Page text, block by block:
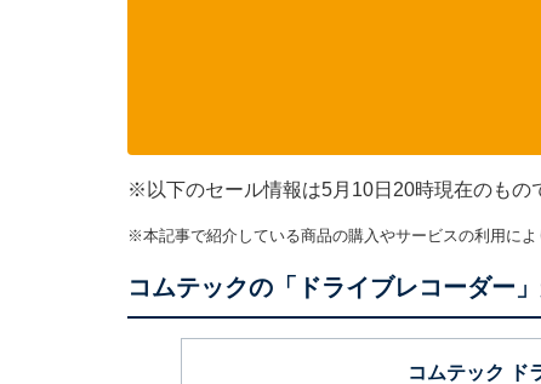
※以下のセール情報は5月10日20時現在のもの
※本記事で紹介している商品の購入やサービスの利用に
コムテックの「ドライブレコーダー
コムテック ド